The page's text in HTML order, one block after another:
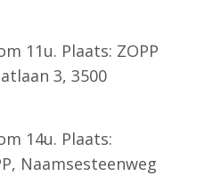
11u. Plaats: ZOPP
3, 3500
14u. Plaats:
Naamsesteenweg